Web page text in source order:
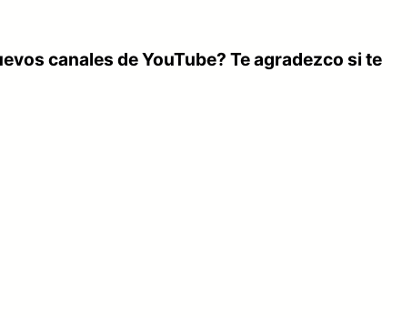
canales de YouTube? Te agradezco si te